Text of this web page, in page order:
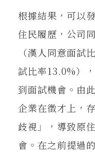
根據結果，可以
住民履歷，公司
（漢人同意面試
試比率13.0%）
到面試機會。由
企業在徵才上，
歧視」，導致原
會。在之前提過